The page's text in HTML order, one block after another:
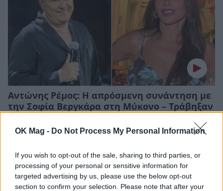
OK Mag - Do Not Process My Personal Information
If you wish to opt-out of the sale, sharing to third parties, or
processing of your personal or sensitive information for
targeted advertising by us, please use the below opt-out
section to confirm your selection. Please note that after your
Αντώνης Ρέμος: Η απρόσμενη συνάντηση με
την Σοφία Βεργκάρα στη Μύκονο – Τράβηξαν
CELEBRITIES